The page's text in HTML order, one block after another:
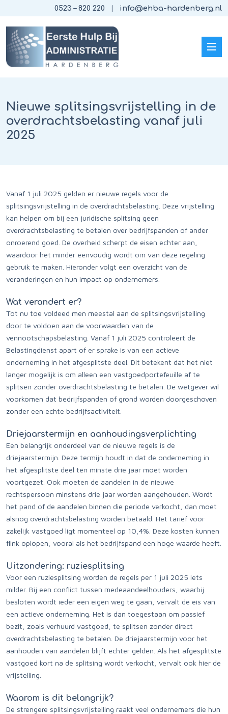
0523 – 820 220 info@ehba-hardenberg.nl
Nieuwe splitsingsvrijstelling in de
overdrachtsbelasting vanaf juli
2025
Vanaf 1 juli 2025 gelden er nieuwe regels voor de
splitsingsvrijstelling in de overdrachtsbelasting. Deze vrijstelling
kan helpen om bij een juridische splitsing geen
overdrachtsbelasting te betalen over bedrijfspanden of ander
onroerend goed. De overheid scherpt de eisen echter aan,
waardoor het minder eenvoudig wordt om van deze regeling
gebruik te maken. Hieronder volgt een overzicht van de
veranderingen en hun impact op ondernemers.
Wat verandert er?
Tot nu toe voldeed men meestal aan de splitsingsvrijstelling
door te voldoen aan de voorwaarden van de
vennootschapsbelasting. Vanaf 1 juli 2025 controleert de
Belastingdienst apart of er sprake is van een actieve
onderneming in het afgesplitste deel. Dit betekent dat het niet
langer mogelijk is om alleen een vastgoedportefeuille af te
splitsen zonder overdrachtsbelasting te betalen. De wetgever wil
voorkomen dat bedrijfspanden of grond worden doorgeschoven
zonder een echte bedrijfsactiviteit.
Driejaarstermijn en aanhoudingsverplichting
Een belangrijk onderdeel van de nieuwe regels is de
driejaarstermijn. Deze termijn houdt in dat de onderneming in
het afgesplitste deel ten minste drie jaar moet worden
voortgezet. Ook moeten de aandelen in de nieuwe
rechtspersoon minstens drie jaar worden aangehouden. Wordt
het pand of de aandelen binnen die periode verkocht, dan moet
alsnog overdrachtsbelasting worden betaald. Het tarief voor
zakelijk vastgoed ligt momenteel op 10,4%. Deze kosten kunnen
flink oplopen, vooral als het bedrijfspand een hoge waarde heeft.
Uitzondering: ruziesplitsing
Voor een ruziesplitsing worden de regels per 1 juli 2025 iets
milder. Bij een conflict tussen medeaandeelhouders, waarbij
besloten wordt ieder een eigen weg te gaan, vervalt de eis van
een actieve onderneming. Het is dan toegestaan om passief
bezit, zoals verhuurd vastgoed, te splitsen zonder direct
overdrachtsbelasting te betalen. De driejaarstermijn voor het
aanhouden van aandelen blijft echter gelden. Als het afgesplitste
vastgoed kort na de splitsing wordt verkocht, vervalt ook hier de
vrijstelling.
Waarom is dit belangrijk?
De strengere splitsingsvrijstelling raakt veel ondernemers die hun